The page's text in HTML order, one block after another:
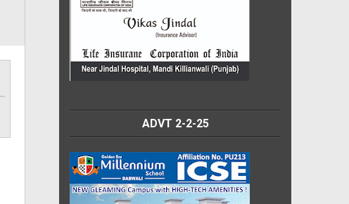
ADVT 2-2-25